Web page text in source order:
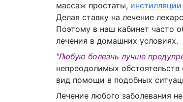
массаж простаты,
Делая ставку на лечение
Поэтому в наш кабинет часто
лечения в домашних условиях.
"Любую болезнь лучше
непреодолимых
вид помощи в подобных
Лечение любого заболевания